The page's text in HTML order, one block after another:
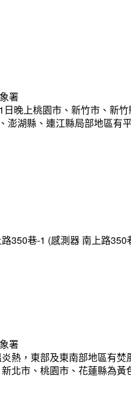
署
晚上桃園市、新竹市、新
澎湖縣、連江縣局部地區
350巷-1 (感測器 南上路
署
熱，東部及東南部地區有
北市、桃園市、花蓮縣為